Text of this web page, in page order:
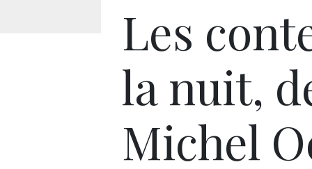
Les
la nuit,
Michel